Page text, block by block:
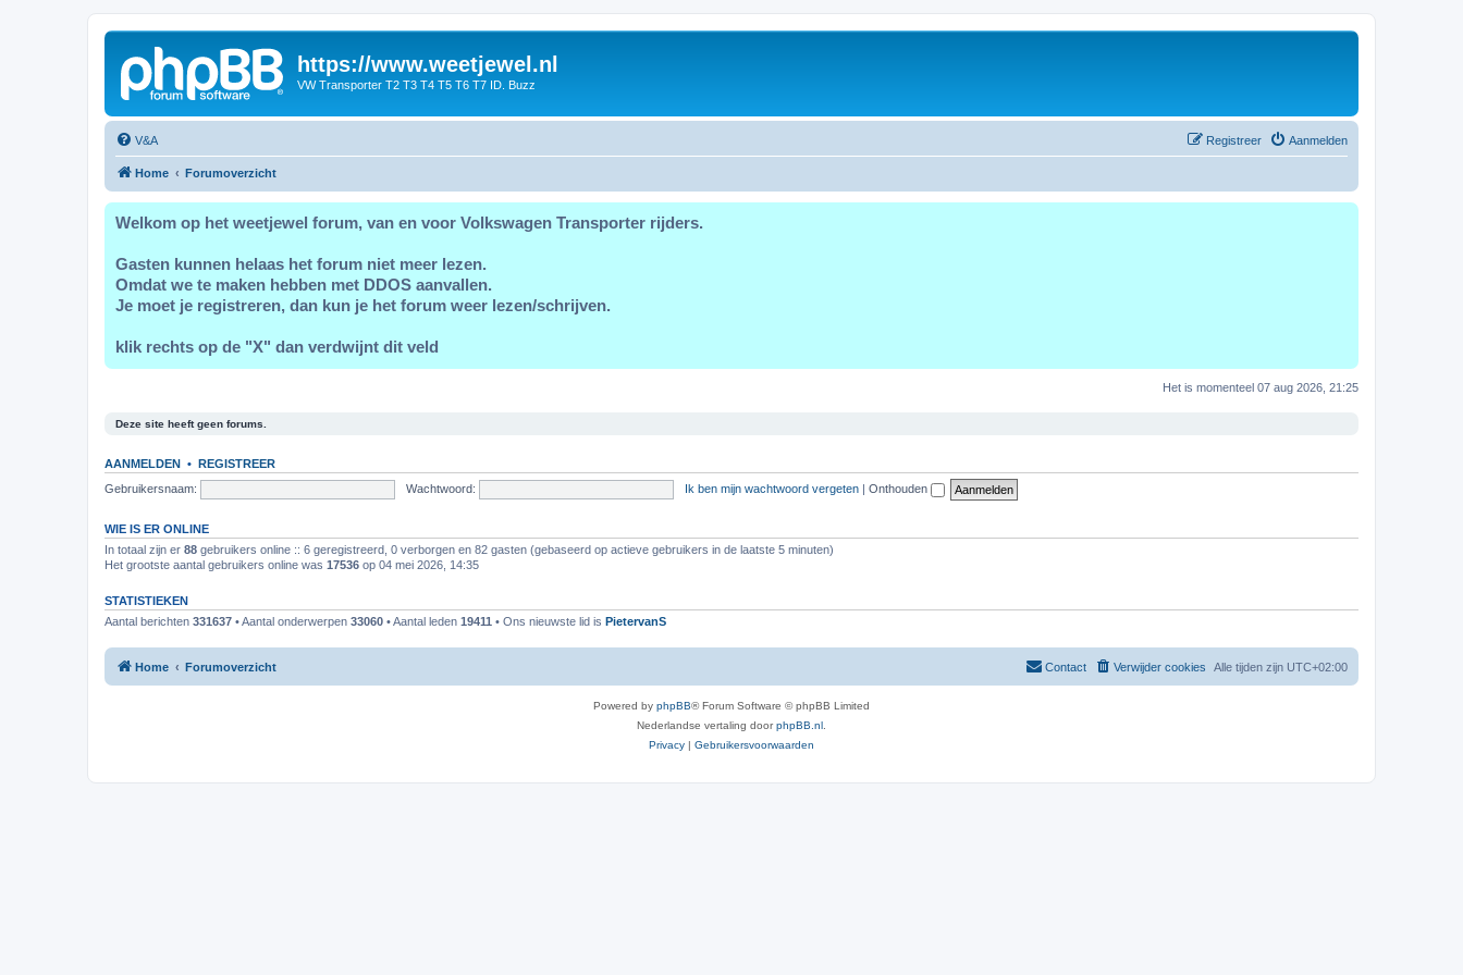
https://www.weetjewel.nl
VW Transporter T2 T3 T4 T5 T6 T7 ID. Buzz
V&A Aanmelden
Registreer
Home Forumoverzicht
Welkom op het weetjewel forum, van en voor Volkswagen Transporter rijders.
Gasten kunnen helaas het forum niet meer lezen.
Omdat we te maken hebben met DDOS aanvallen.
Je moet je registreren, dan kun je het forum weer lezen/schrijven.
klik rechts op de "X" dan verdwijnt dit veld
Het is momenteel 07 aug 2026, 21:25
Deze site heeft geen forums.
AANMELDEN • REGISTREER
Gebruikersnaam:
Wachtwoord: Ik ben mijn wachtwoord vergeten | Onthouden
WIE IS ER ONLINE
In totaal zijn er 88 gebruikers online :: 6 geregistreerd, 0 verborgen en 82 gasten (gebaseerd op actieve gebruikers in de laatste 5 minuten)
Het grootste aantal gebruikers online was 17536 op 04 mei 2026, 14:35
STATISTIEKEN
Aantal berichten 331637 • Aantal onderwerpen 33060 • Aantal leden 19411 • Ons nieuwste lid is PietervanS
Home Forumoverzicht Alle tijden zijn UTC+02:00
Verwijder cookies
Contact
Powered by phpBB® Forum Software © phpBB Limited
Nederlandse vertaling doorphpBB.nl
Privacy | Gebruikersvoorwaarden